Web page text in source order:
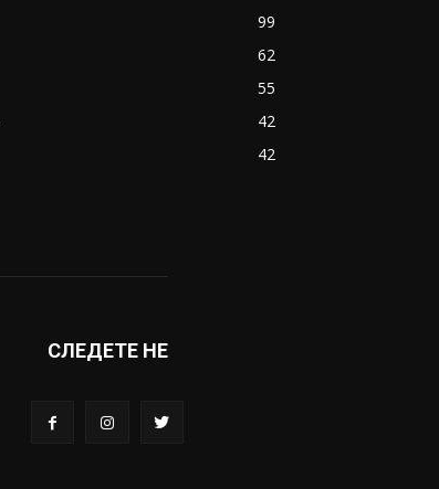
99
62
55
42
42
СЛЕДЕТЕ НЕ